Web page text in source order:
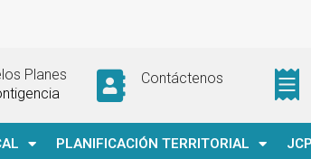
Planes
Contáctenos
PLANIFICACIÓN TERRITORIAL